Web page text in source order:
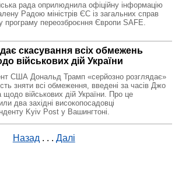
рада оприлюднила офіційну інформацію
Радою міністрів ЄС із загальних справ
програму переозброєння Європи SAFE.
скасування всіх обмежень
військових дій України
США Дональд Трамп «серйозно розглядає»
зняти всі обмеження, введені за часів Джо
щодо військових дій України. Про це
два західні високопосадовці
Kyiv Post у Вашингтоні.
Назад . . . Далі